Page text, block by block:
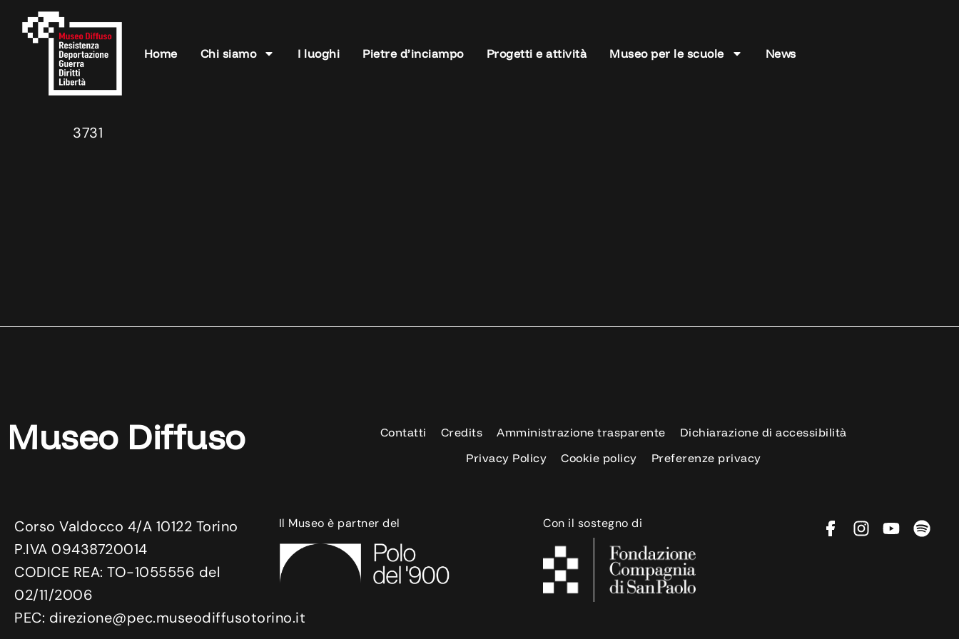
Home Chi siamo I luoghi Pietre d’inciampo Progetti e attività Museo per le scuole News
3731
Museo Diffuso Contatti Credits Amministrazione trasparente
Dichiarazione di accessibilità
Privacy Policy
Cookie policy Preferenze privacy
Corso Valdocco 4/A 10122 Torino
P.IVA 09438720014
CODICE REA: TO-1055556 del
02/11/2006
PEC: direzione@pec.museodiffusotorino.it
Il Museo è partner del Con il sostegno di